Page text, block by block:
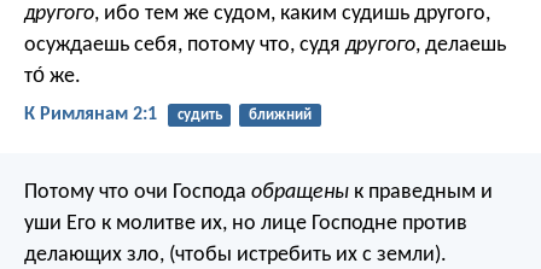
другого, ибо тем же судом, каким судишь другого,
осуждаешь себя, потому что, судя другого, делаешь
то́ же.
К Римлянам 2:1 судить ближний
Потому что очи Господа обращены к праведным и
уши Его к молитве их, но лице Господне против
делающих зло, (чтобы истребить их с земли).